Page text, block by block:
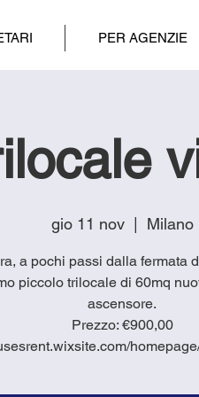
PER AGENZIE
gio 11 nov
  |
Milano
a pochi passi dalla fermata
piccolo trilocale di 60mq
ascensore.
Prezzo: €900,00